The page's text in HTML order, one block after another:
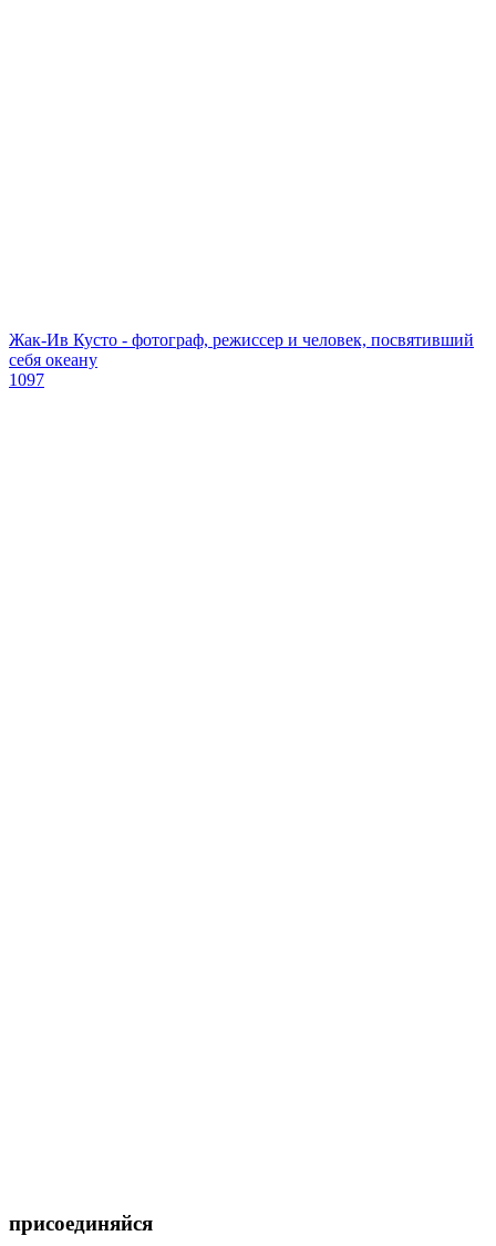
Жак-Ив Кусто - фотограф, режиссер и человек, посвятивший
себя океану
1097
присоединяйся